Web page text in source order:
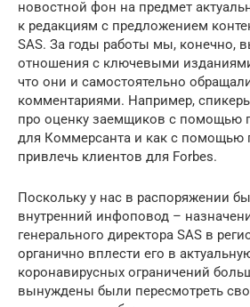
новостной фон на предмет
к редакциям с предложением
SAS. За годы работы мы, конечно,
отношения с ключевыми
что они и самостоятельно
комментариями. Например,
про оценку заемщиков с помощью
для Коммерсанта и как с помощью
привлечь клиентов для Forbes.
Поскольку у нас в распоряжении
внутренний инфоповод –
генерального директора SAS в
органично вплести его в
коронавирусных ограничений
вынуждены были пересмотреть